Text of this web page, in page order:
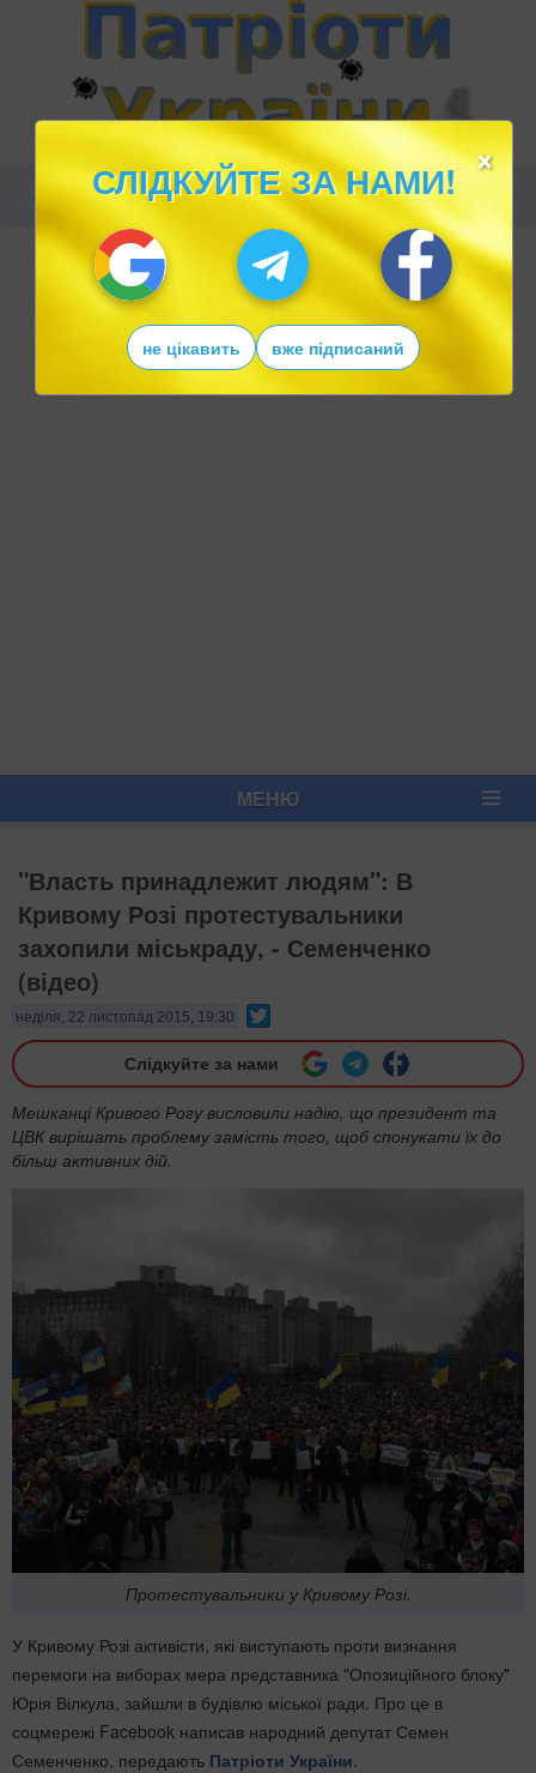
МЕНЮ
"Власть принадлежит людям": В
Кривому Розі протестувальники
захопили міськраду, - Семенченко
(відео)
неділя, 22 листопад 2015, 19:30
Слідкуйте за нами
Мешканці Кривого Рогу висловили надію, що президент та
ЦВК вирішать проблему замість того, щоб спонукати їх до
більш активних дій.
Протестувальники у Кривому Розі.
У Кривому Розі активісти, які виступають проти визнання
перемоги на виборах мера представника "Опозиційного блоку"
Юрія Вілкула, зайшли в будівлю міської ради. Про це в
соцмережі Facebook написав народний депутат Семен
Семенченко, передають Патріоти України.
×
СЛІДКУЙТЕ ЗА НАМИ!
не цікавить вже підписаний